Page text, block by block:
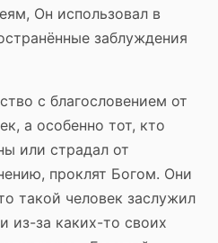
Он использовал в
заблуждения
с благословением от
а особенно тот, кто
или страдал от
проклят Богом. Они
такой человек заслужил
из-за каких-то своих